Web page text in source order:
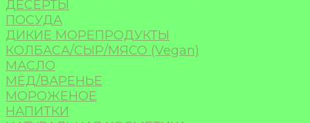
ДЕСЕРТЫ
ПОСУДА
ДИКИЕ МОРЕПРОДУКТЫ
КОЛБАСА/СЫР/МЯСО (Vegan)
МАСЛО
МЁД/ВАРЕНЬЕ
МОРОЖЕНОЕ
НАПИТКИ